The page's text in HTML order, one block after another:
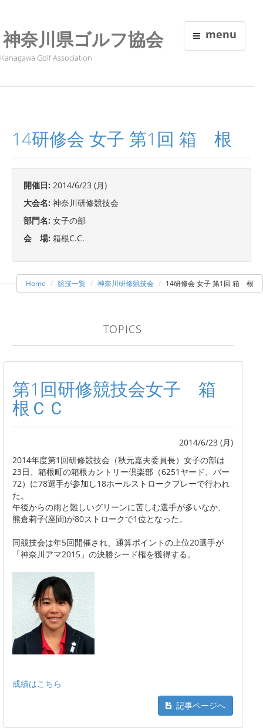
menu
神奈川県ゴルフ協会
Kanagawa Golf Association
14研修会 女子 第1回 箱 根
開催日: 2014/6/23 (月)
大会名: 神奈川研修競技会
部門名: 女子の部
会 場: 箱根C.C.
Home 競技一覧 神奈川研修競技会 14研修会 女子 第1回 箱 根
TOPICS
第1回研修競技会女子 箱
根ＣＣ
2014/6/23 (月)
2014年度第1回研修競技会（秋元嘉夫委員長）女子の部は
23日、箱根町の箱根カントリー倶楽部（6251ヤード、パー
72）に78選手が参加し18ホールストロークプレーで行われ
た。
午後からの雨と難しいグリーンに苦しむ選手が多いなか、
熊倉莉子(座間)が80ストロークで1位となった。
同競技会は年5回開催され、通算ポイントの上位20選手が
「神奈川アマ2015」の決勝シード権を獲得する。
成績はこちら
記事ページへ